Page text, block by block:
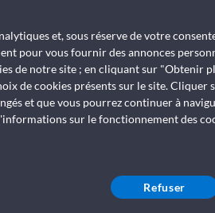
et, sous réserve de votre
pour vous fournir des annonces
de notre site ; en cliquant sur "Obtenir
de cookies présents sur le site. Cliquer
et que vous pourrez continuer à
sur le fonctionnement des
Refuser